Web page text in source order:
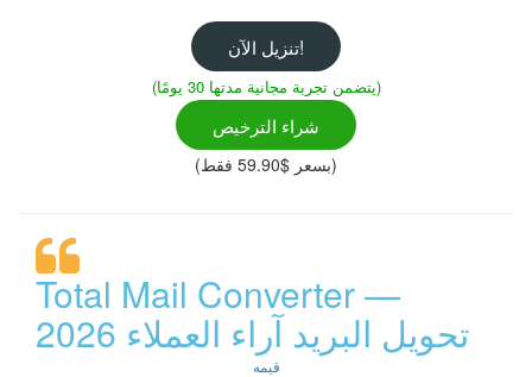
تنزيل الآن!
(يتضمن تجربة مجانية مدتها 30 يومًا)
شراء الترخيص
(بسعر $59.90 فقط)
Total Mail Converter —
تحويل البريد آراء العملاء 2026
قيمه